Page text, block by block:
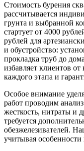
Стоимость бурения
рассчитывается
грунта и выбранной
стартует от 4000
рублей для
и обустройство:
прокладка труб до
избавляет клиентов
каждого этапа и
Особое внимание
работ проводим
жесткость, нитраты и
требуется
обезжелезивателей.
учитывая